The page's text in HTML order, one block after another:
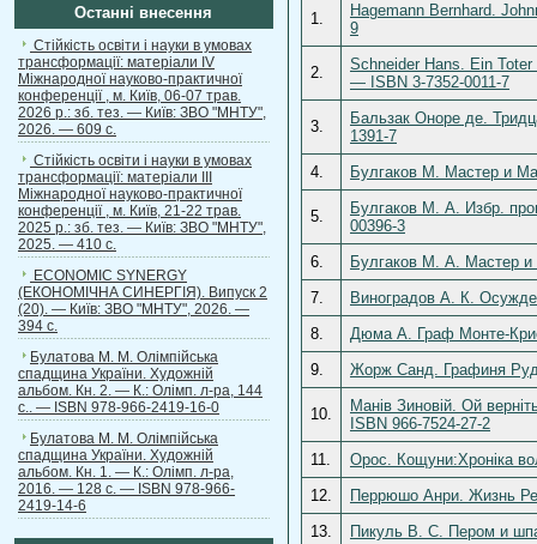
Останні внесення
Стійкість освіти і науки в умовах
трансформації: матеріали ІV
Міжнародної науково-практичної
конференції , м. Київ, 06-07 трав.
2026 р.: зб. тез. — Київ: ЗВО "МНТУ",
2026. — 609 с.
Стійкість освіти і науки в умовах
трансформації: матеріали ІІІ
Міжнародної науково-практичної
конференції , м. Київ, 21-22 трав.
2025 р.: зб. тез. — Київ: ЗВО "МНТУ",
2025. — 410 с.
ECONOMIC SYNERGY
(ЕКОНОМІЧНА СИНЕРГІЯ). Випуск 2
(20). — Київ: ЗВО "МНТУ", 2026. —
394 с.
Булатова М. М. Олімпійська
спадщина України. Художній
альбом. Кн. 2. — К.: Олімп. л-ра, 144
с.. — ISBN 978-966-2419-16-0
Булатова М. М. Олімпійська
спадщина України. Художній
альбом. Кн. 1. — К.: Олімп. л-ра,
2016. — 128 с. — ISBN 978-966-
2419-14-6
1.
Hagemann Bernhard.
9
2.
Schneider Hans. Ein
— ISBN 3-7352-0011-7
3.
Бальзак Оноре де.
1391-7
4.
Булгаков М. Мастер и
5.
Булгаков М. А. Избр.
00396-3
6.
Булгаков М. А. Мастер
7.
Виноградов А. К.
8.
Дюма А. Граф Монте-
9.
Жорж Санд. Графиня
10.
Манів Зиновій. Ой
ISBN 966-7524-27-2
11.
Орос. Кощуни:Хроніка
12.
Перрюшо Анри. Жизнь
13.
Пикуль В. С. Пером и